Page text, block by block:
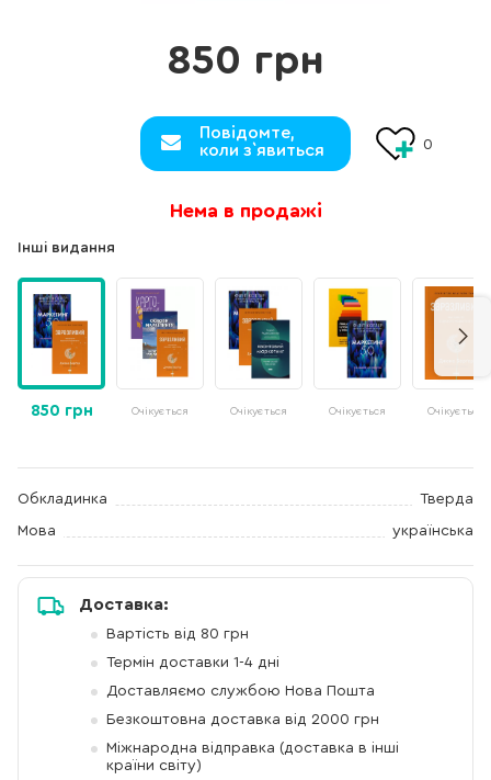
Інші видання
850 грн Очікується Очікується Очікується Очікується
850 грн
Повідомте,
коли з`явиться
0
Нема в продажі
Обкладинка Тверда
Мова українська
Доставка:
Вартість від 80 грн
Термін доставки 1-4 дні
Доставляємо службою Нова Пошта
Безкоштовна доставка від 2000 грн
Міжнародна відправка (доставка в інші
країни світу)